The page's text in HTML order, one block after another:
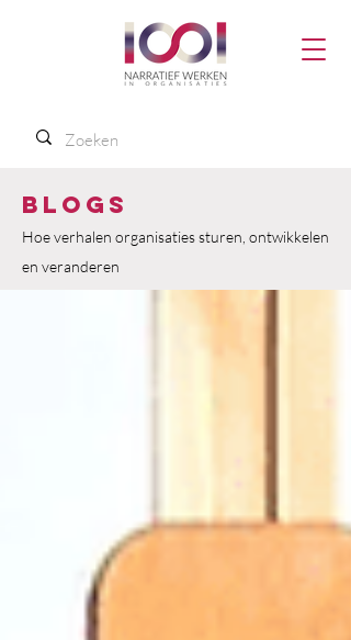
Blogs
Hoe verhalen organisaties sturen, ontwikkelen
en veranderen